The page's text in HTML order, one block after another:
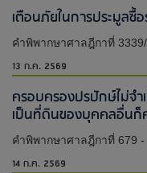
เตือนภัยในการประมูล
คำพิพากษาศาลฎีกาที่
13 ก.ค. 2569
ครอบครองปรปักษ์ไม่จำ
เป็นที่ดินของบุคคลอื่นก็
คำพิพากษาศาลฎีกาที่ 679 -
14 ก.ค. 2569